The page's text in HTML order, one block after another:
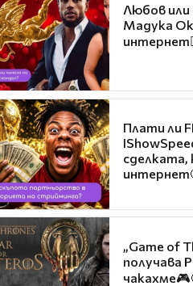
Любов или
Мадука
Плати ли
сделката,
„Game of
получава